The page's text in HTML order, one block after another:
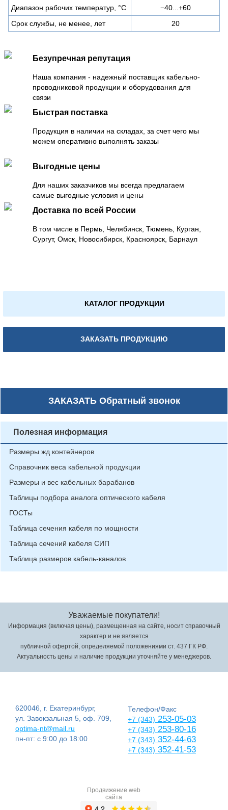
Диапазон рабочих температур, °C
−40...+60
Срок службы, не менее, лет
20
Безупречная репутация
Наша компания - надежный поставщик кабельно-
проводниковой продукции и оборудования для
связи
Быстрая поставка
Продукция в наличии на складах, за счет чего мы
можем оперативно выполнять заказы
Выгодные цены
Для наших заказчиков мы всегда предлагаем
самые выгодные условия и цены
Доставка по всей России
В том числе в Пермь, Челябинск, Тюмень, Курган,
Сургут, Омск, Новосибирск, Красноярск, Барнаул
КАТАЛОГ ПРОДУКЦИИ
ЗАКАЗАТЬ ПРОДУКЦИЮ
ЗАКАЗАТЬОбратный звонок
Полезная информация
Размеры жд контейнеров
Справочник веса кабельной продукции
Размеры и вес кабельных барабанов
Таблицы подбора аналога оптического кабеля
ГОСТы
Таблица сечения кабеля по мощности
Таблица сечений кабеля СИП
Таблица размеров кабель-каналов
Уважаемые покупатели!
Информация (включая цены), размещенная на сайте, носит справочный
характер и не является
публичной офертой, определяемой положениями ст. 437 ГК РФ.
Актуальность цены и наличие продукции уточняйте у менеджеров.
620046, г. Екатеринбург,
ул. Завокзальная 5, оф. 709,
optima-nt@mail.ru
пн-пт: с 9:00 до 18:00
Телефон/Факс
+7 (343) 253-05-03
+7 (343) 253-80-16
+7 (343) 352-44-63
+7 (343) 352-41-53
Продвижение web
сайта